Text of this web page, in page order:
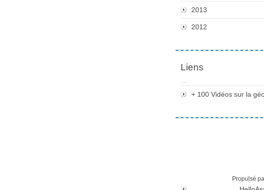
2013
2012
Liens
+ 100 Vidéos sur la
Propulsé